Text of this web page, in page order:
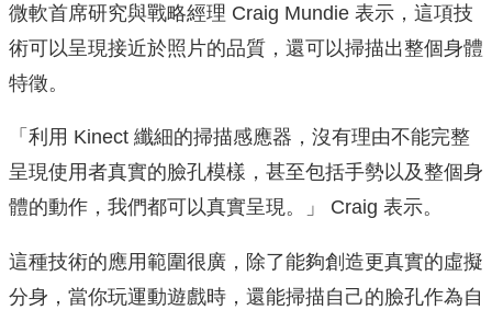
微軟首席研究與戰略經理 Craig Mundie 表示，這項技
術可以呈現接近於照片的品質，還可以掃描出整個身體
特徵。
「利用 Kinect 纖細的掃描感應器，沒有理由不能完整
呈現使用者真實的臉孔模樣，甚至包括手勢以及整個身
體的動作，我們都可以真實呈現。」 Craig 表示。
這種技術的應用範圍很廣，除了能夠創造更真實的虛擬
分身，當你玩運動遊戲時，還能掃描自己的臉孔作為自